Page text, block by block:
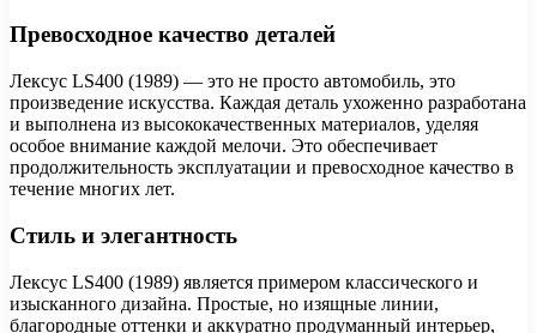
Превосходное качество деталей
Лексус LS400 (1989) — это не просто автомобиль, это
произведение искусства. Каждая деталь ухоженно разработана
и выполнена из высококачественных материалов, уделяя
особое внимание каждой мелочи. Это обеспечивает
продолжительность эксплуатации и превосходное качество в
течение многих лет.
Стиль и элегантность
Лексус LS400 (1989) является примером классического и
изысканного дизайна. Простые, но изящные линии,
благородные оттенки и аккуратно продуманный интерьер,